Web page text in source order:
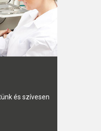
és szívesen